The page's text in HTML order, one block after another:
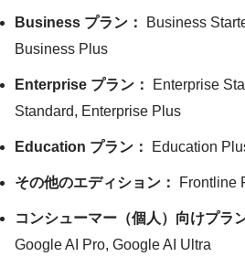
Business プラン：
Business
Business Plus
Enterprise プラン：
Enterprise
Standard, Enterprise Plus
Education プラン： Education
その他のエディション： Frontline
コンシューマー（個人）向けプラ
Google AI Pro, Google AI Ultra